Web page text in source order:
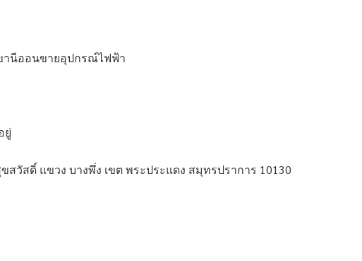
านีออนขายอุปกรณ์ไฟฟ้า
ยู่
สวัสดิ์ แขวง บางพึ่ง เขต พระประแดง สมุทรปราการ 10130